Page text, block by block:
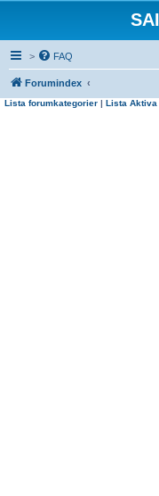
> FAQ
Forumindex
Lista forumkategorier | Lista Aktiva